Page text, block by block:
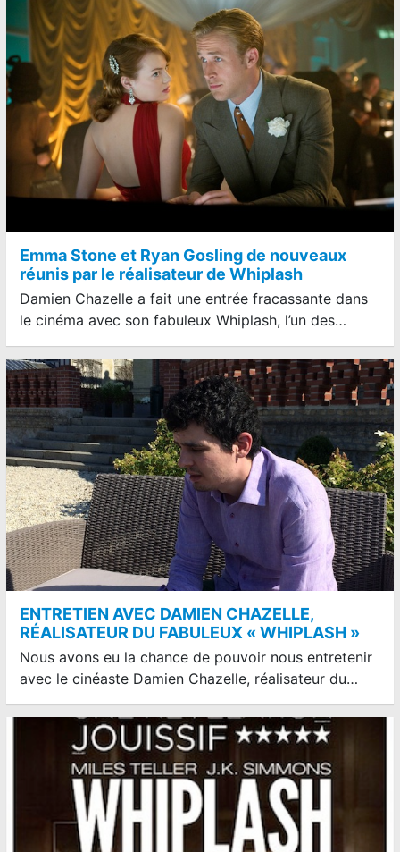
Emma Stone et Ryan Gosling de nouveaux
réunis par le réalisateur de Whiplash
Damien Chazelle a fait une entrée fracassante dans
le cinéma avec son fabuleux Whiplash, l’un des…
ENTRETIEN AVEC DAMIEN CHAZELLE,
RÉALISATEUR DU FABULEUX « WHIPLASH »
Nous avons eu la chance de pouvoir nous entretenir
avec le cinéaste Damien Chazelle, réalisateur du…